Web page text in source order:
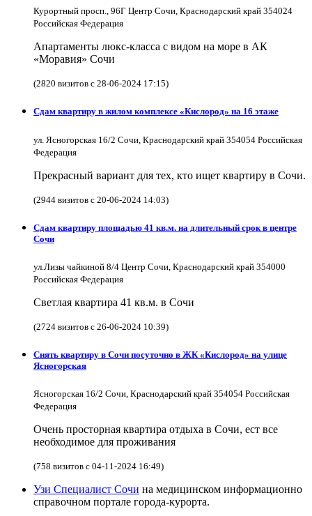
Курортный просп., 96Г Центр Сочи, Краснодарский край 354024
Российская Федерация
Апартаменты люкс-класса с видом на море в АК
«Моравия» Сочи
(2820 визитов с 28-06-2024 17:15)
Сдам квартиру в жилом комплексе «Кислород» на 16 этаже
ул. Ясногорская 16/2 Сочи, Краснодарский край 354054 Российская
Федерация
Прекрасный вариант для тех, кто ищет квартиру в Сочи.
(2944 визитов с 20-06-2024 14:03)
Сдам квартиру площадью 41 кв.м. на длительный срок в центре
Сочи
ул.Лизы чайкиной 8/4 Центр Сочи, Краснодарский край 354000
Российская Федерация
Светлая квартира 41 кв.м. в Сочи
(2724 визитов с 26-06-2024 10:39)
Снять квартиру в Cочи посуточно в ЖК «Кислород» на улице
Ясногорская
Ясногорская 16/2 Сочи, Краснодарский край 354054 Российская
Федерация
Очень просторная квартира отдыха в Сочи, ест все
необходимое для проживания
(758 визитов с 04-11-2024 16:49)
Узи Специалист Сочи на медицинском информационно
справочном портале города-курорта.